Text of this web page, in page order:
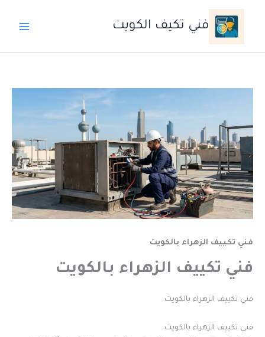
المحتوى
فني تكيف الكويت
فني تكييف الزهراء بالكويت
فني تكييف الزهراء بالكويت
فني تكييف الزهراء بالكويت
فني تكييف الزهراء بالكويت